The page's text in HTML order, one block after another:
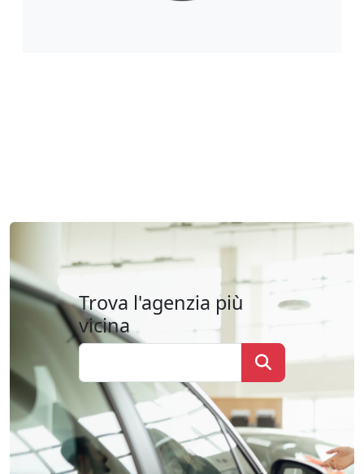
Trova l'agenzia più
vicina